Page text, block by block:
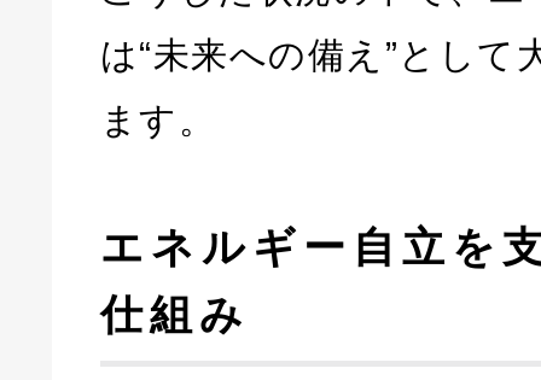
は“未来への備え”として
ます。
エネルギー自立を
仕組み